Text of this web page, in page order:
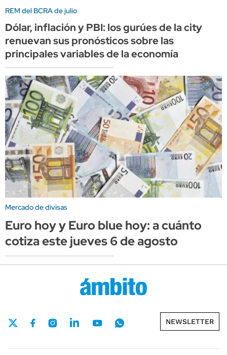
REM del BCRA de julio
Dólar, inflación y PBI: los gurúes de la city
renuevan sus pronósticos sobre las
principales variables de la economía
Mercado de divisas
Euro hoy y Euro blue hoy: a cuánto
cotiza este jueves 6 de agosto
NEWSLETTER